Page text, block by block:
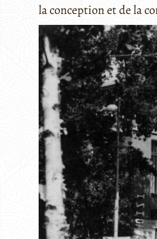
la conception et de la